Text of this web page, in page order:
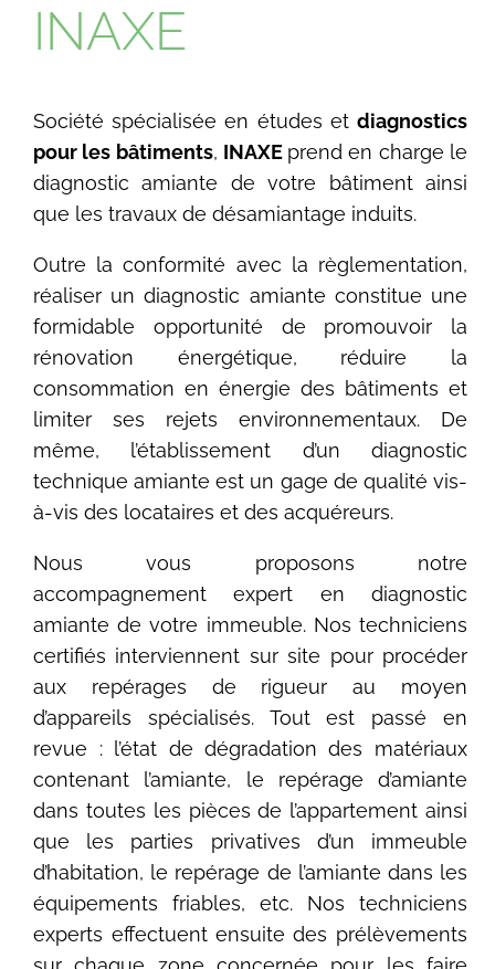
INAXE
Société spécialisée en études et diagnostics
pour les bâtiments, INAXE prend en charge le
diagnostic amiante de votre bâtiment ainsi
que les travaux de désamiantage induits.
Outre la conformité avec la règlementation,
réaliser un diagnostic amiante constitue une
formidable opportunité de promouvoir la
rénovation énergétique, réduire la
consommation en énergie des bâtiments et
limiter ses rejets environnementaux. De
même, l’établissement d’un diagnostic
technique amiante est un gage de qualité vis-
à-vis des locataires et des acquéreurs.
Nous vous proposons notre
accompagnement expert en diagnostic
amiante de votre immeuble. Nos techniciens
certifiés interviennent sur site pour procéder
aux repérages de rigueur au moyen
d’appareils spécialisés. Tout est passé en
revue : l’état de dégradation des matériaux
contenant l’amiante, le repérage d’amiante
dans toutes les pièces de l’appartement ainsi
que les parties privatives d’un immeuble
d’habitation, le repérage de l’amiante dans les
équipements friables, etc. Nos techniciens
experts effectuent ensuite des prélèvements